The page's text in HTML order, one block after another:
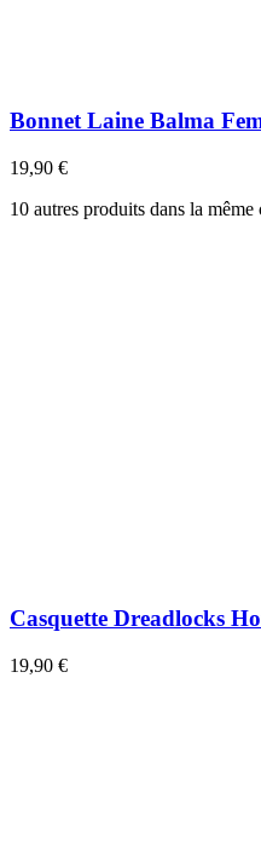
Bonnet Laine Balma
19,90 €
10 autres produits dans la même
Casquette Dreadlocks
19,90 €